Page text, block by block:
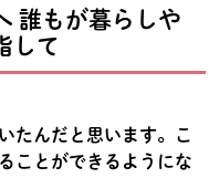
誰もが暮らしや
して
たんだと思います。こ
ことができるようにな